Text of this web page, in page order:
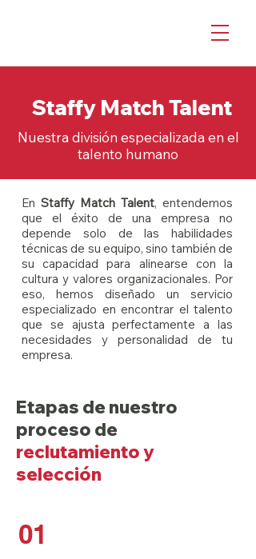
Staffy Match Talent
Nuestra división especializada en el
talento humano
En Staffy Match Talent, entendemos
que el éxito de una empresa no
depende solo de las habilidades
técnicas de su equipo, sino también de
su capacidad para alinearse con la
cultura y valores organizacionales. Por
eso, hemos diseñado un servicio
especializado en encontrar el talento
que se ajusta perfectamente a las
necesidades y personalidad de tu
empresa.
Etapas de nuestro
proceso de
reclutamiento y
selección
01